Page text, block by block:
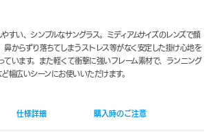
すい、シンプルなサングラス。ミディアムサイズのレンズで顔
鼻からずり落ちてしまうストレス等がなく安定した掛け心地を
ています。また軽くて衝撃に強いフレーム素材で、ランニング
幅広いシーンにお使いいただけます。
仕様詳細 購入時のご注意